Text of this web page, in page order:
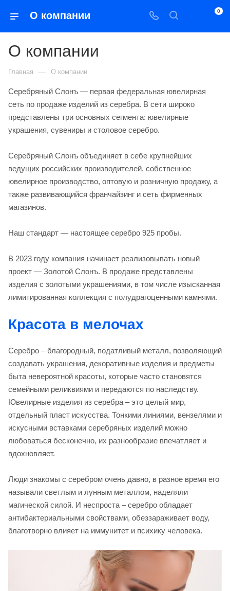
О компании 0
О компании
Главная — О компании
Серебряный Слонъ — первая федеральная ювелирная
сеть по продаже изделий из серебра. В сети широко
представлены три основных сегмента: ювелирные
украшения, сувениры и столовое серебро.
Серебряный Слонъ объединяет в себе крупнейших
ведущих российских производителей, собственное
ювелирное производство, оптовую и розничную продажу, а
также развивающийся франчайзинг и сеть фирменных
магазинов.
Наш стандарт — настоящее серебро 925 пробы.
В 2023 году компания начинает реализовывать новый
проект — Золотой Слонъ. В продаже представлены
изделия с золотыми украшениями, в том числе изысканная
лимитированная коллекция с полудрагоценными камнями.
Красота в мелочах
Серебро – благородный, податливый металл, позволяющий
создавать украшения, декоративные изделия и предметы
быта невероятной красоты, которые часто становятся
семейными реликвиями и передаются по наследству.
Ювелирные изделия из серебра – это целый мир,
отдельный пласт искусства. Тонкими линиями, вензелями и
искусными вставками серебряных изделий можно
любоваться бесконечно, их разнообразие впечатляет и
вдохновляет.
Люди знакомы с серебром очень давно, в разное время его
называли светлым и лунным металлом, наделяли
магической силой. И неспроста – серебро обладает
антибактериальными свойствами, обеззараживает воду,
благотворно влияет на иммунитет и психику человека.